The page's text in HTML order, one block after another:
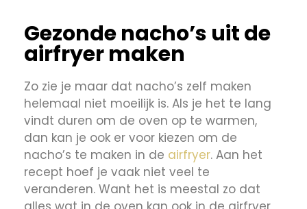
Gezonde nacho’s uit de
airfryer maken
Zo zie je maar dat nacho’s zelf maken
helemaal niet moeilijk is. Als je het te lang
vindt duren om de oven op te warmen,
dan kan je ook er voor kiezen om de
nacho’s te maken in de airfryer. Aan het
recept hoef je vaak niet veel te
veranderen. Want het is meestal zo dat